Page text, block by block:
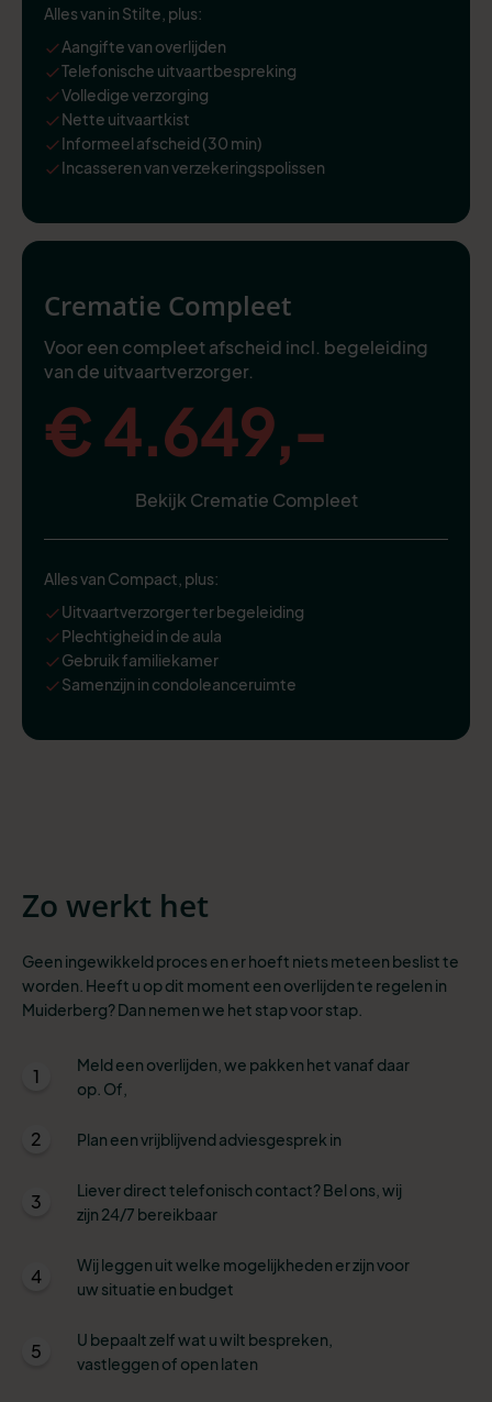
Alles van in Stilte, plus:
Aangifte van overlijden
Telefonische uitvaartbespreking
Volledige verzorging
Nette uitvaartkist
Informeel afscheid (30 min)
Incasseren van verzekeringspolissen
Crematie Compleet
Voor een compleet afscheid incl. begeleiding
van de uitvaartverzorger.
€ 4.649,-
Bekijk Crematie Compleet
Alles van Compact, plus:
Uitvaartverzorger ter begeleiding
Plechtigheid in de aula
Gebruik familiekamer
Samenzijn in condoleanceruimte
Zo werkt het
Geen ingewikkeld proces en er hoeft niets meteen beslist te
worden. Heeft u op dit moment een overlijden te regelen in
Muiderberg? Dan nemen we het stap voor stap.
1
Meld een overlijden, we pakken het vanaf daar
op. Of,
2 Plan een vrijblijvend adviesgesprek in
3
Liever direct telefonisch contact? Bel ons, wij
zijn 24/7 bereikbaar
4
Wij leggen uit welke mogelijkheden er zijn voor
uw situatie en budget
5
U bepaalt zelf wat u wilt bespreken,
vastleggen of open laten